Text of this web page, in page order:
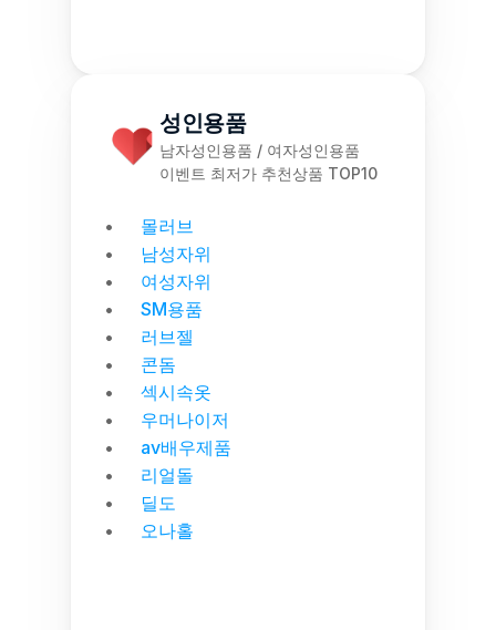
성인용품
남자성인용품 / 여자성인용품
이벤트 최저가 추천상품 TOP10
몰러브
남성자위
여성자위
SM용품
러브젤
콘돔
섹시속옷
우머나이저
av배우제품
리얼돌
딜도
오나홀